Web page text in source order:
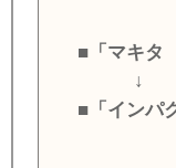
■「マキタ
↓
■「インパ